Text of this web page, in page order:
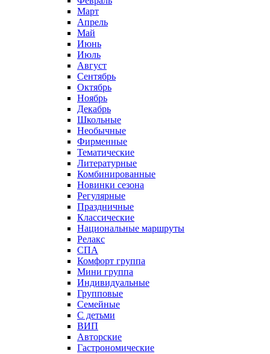
Март
Апрель
Май
Июнь
Июль
Август
Сентябрь
Октябрь
Ноябрь
Декабрь
Школьные
Необычные
Фирменные
Тематические
Литературные
Комбинированные
Новинки сезона
Регулярные
Праздничные
Классические
Национальные маршруты
Релакс
СПА
Комфорт группа
Мини группа
Индивидуальные
Групповые
Семейные
С детьми
ВИП
Авторские
Гастрономические